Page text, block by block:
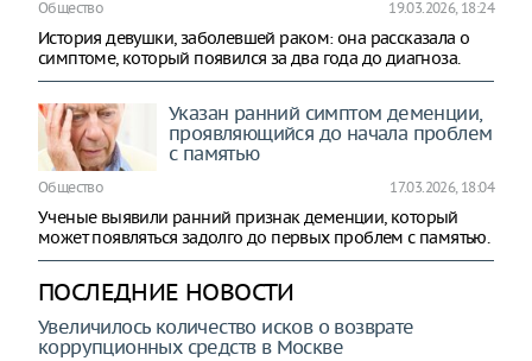
Общество 19.03.2026, 18:24
История девушки, заболевшей раком: она рассказала о
симптоме, который появился за два года до диагноза.
Указан ранний симптом деменции,
проявляющийся до начала проблем
с памятью
Общество 17.03.2026, 18:04
Ученые выявили ранний признак деменции, который
может появляться задолго до первых проблем с памятью.
ПОСЛЕДНИЕ НОВОСТИ
Увеличилось количество исков о возврате
коррупционных средств в Москве